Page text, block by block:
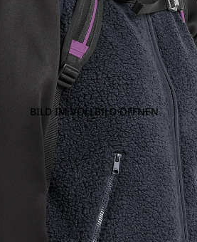
BILD IM VOLLBILD ÖFFNEN